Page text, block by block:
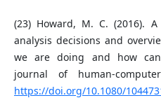
(23) Howard, M. C. (2016).
analysis decisions and
we are doing and how
journal of human-
https://doi.org/10.1080/